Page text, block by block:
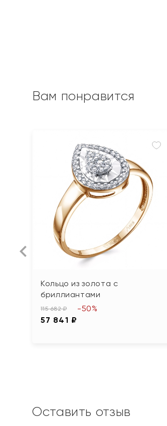
Вам понравится
Кольцо из золота с
бриллиантами
115 682 ₽
57 841 ₽
-50%
Оставить отзыв